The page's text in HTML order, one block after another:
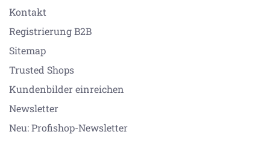
Kontakt
Registrierung B2B
Sitemap
Trusted Shops
Kundenbilder einreichen
Newsletter
Neu: Profishop-Newsletter